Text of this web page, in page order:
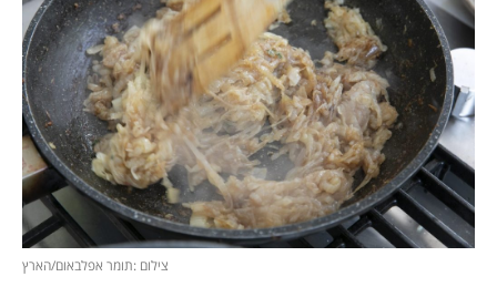
צילום :תומר אפלבאום/הארץ